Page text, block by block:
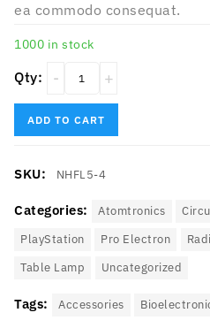
ea commodo consequat.
1000 in stock
Qty:
ADD TO CART
SKU: NHFL5-4
Categories: Atomtronics
PlayStation
Pro Electron
Table Lamp
Uncategorized
Tags: Accessories